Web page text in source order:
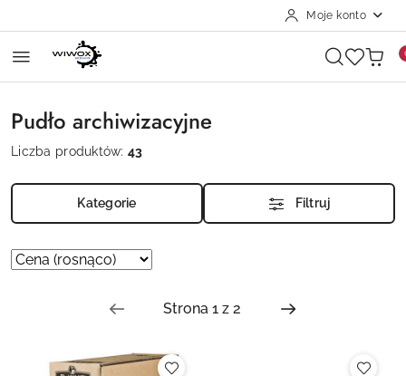
Moje konto
Pudło archiwizacyjne
Liczba produktów:43
Kategorie Filtruj
Zastosowano
Sortuj